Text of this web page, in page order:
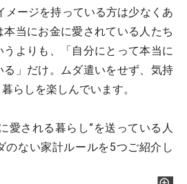
メージを持っている方は少なくあ
本当にお金に愛されている人たち
よりも、「自分にとって本当に
」だけ。ムダ遣いをせず、気持
らしを楽しんでいます。
愛される暮らし”を送っている人
のない家計ルールを5つご紹介し